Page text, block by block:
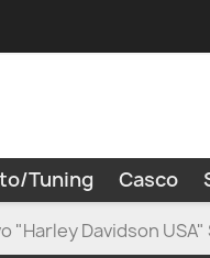
Tuning Casco
"Harley Davidson